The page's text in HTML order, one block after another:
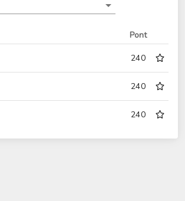
Pont
240
240
240